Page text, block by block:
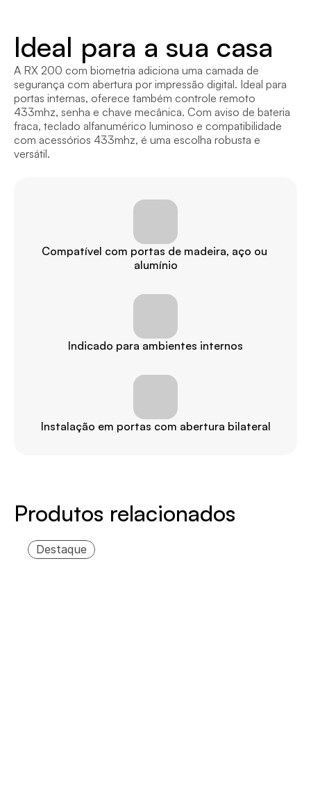
Compatível com portas de madeira, aço ou
alumínio
Indicado para ambientes internos
Instalação em portas com abertura bilateral
Ideal para a sua casa
A RX 200 com biometria adiciona uma camada de
segurança com abertura por impressão digital. Ideal para
portas internas, oferece também controle remoto
433mhz, senha e chave mecânica. Com aviso de bateria
fraca, teclado alfanumérico luminoso e compatibilidade
com acessórios 433mhz, é uma escolha robusta e
versátil.
Produtos relacionados
Destaque